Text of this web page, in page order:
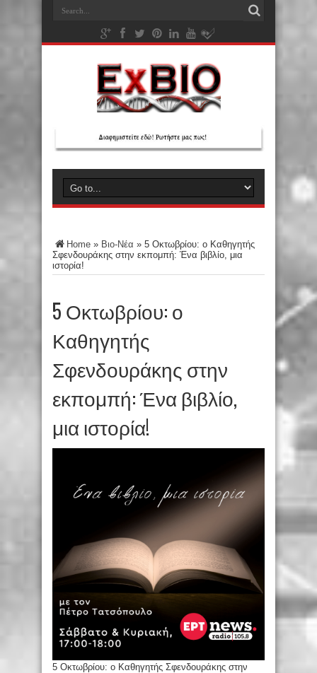
Home » Βιο-Νέα » 5 Οκτωβρίου: ο Καθηγητής
Σφενδουράκης στην εκπομπή: Ένα βιβλίο, μια
ιστορία!
5 Οκτωβρίου: ο
Καθηγητής
Σφενδουράκης στην
εκπομπή: Ένα βιβλίο,
μια ιστορία!
5 Οκτωβρίου: ο Καθηγητής Σφενδουράκης στην